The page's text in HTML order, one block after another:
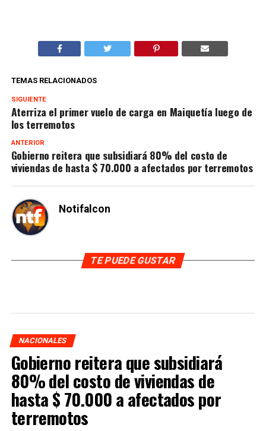
TEMAS RELACIONADOS
SIGUIENTE
Aterriza el primer vuelo de carga en Maiquetía luego de
los terremotos
ANTERIOR
Gobierno reitera que subsidiará 80% del costo de
viviendas de hasta $ 70.000 a afectados por terremotos
Notifalcon
TE PUEDE GUSTAR
NACIONALES
Gobierno reitera que subsidiará
80% del costo de viviendas de
hasta $ 70.000 a afectados por
terremotos